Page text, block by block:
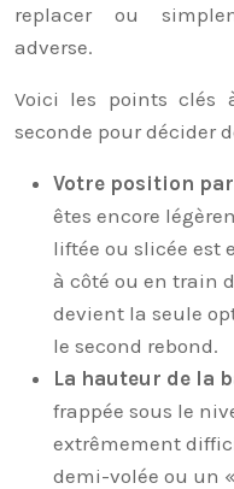
replacer ou
adverse.
Voici les points clés
seconde pour décider
Votre position
êtes encore
liftée ou slicée est
à côté ou en train
devient la seule
le second rebond.
La hauteur de la
frappée sous le
extrêmement
demi-volée ou un